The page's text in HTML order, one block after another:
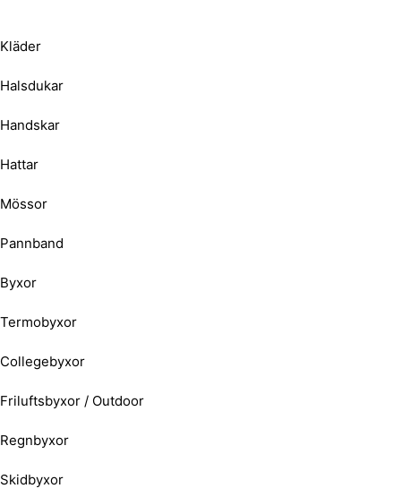
Kläder
Halsdukar
Handskar
Hattar
Mössor
Pannband
Byxor
Termobyxor
Collegebyxor
Friluftsbyxor / Outdoor
Regnbyxor
Skidbyxor